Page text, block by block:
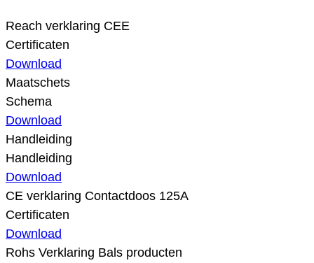
Reach verklaring CEE
Certificaten
Download
Maatschets
Schema
Download
Handleiding
Handleiding
Download
CE verklaring Contactdoos 125A
Certificaten
Download
Rohs Verklaring Bals producten